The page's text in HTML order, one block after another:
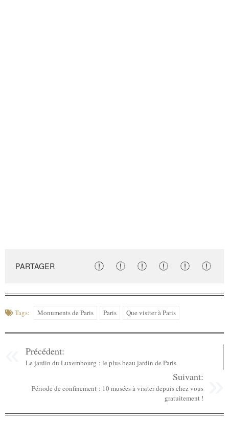
PARTAGER
Tags: Monuments de Paris Paris Que visiter à Paris
Précédent:
Le jardin du Luxembourg : le plus beau jardin de Paris
Suivant:
Période de confinement : 10 musées à visiter depuis chez vous
gratuitement !